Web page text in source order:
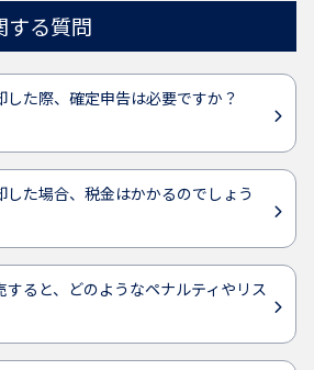
する質問
した際、確定申告は必要ですか？
した場合、税金はかかるのでしょう
すると、どのようなペナルティやリス